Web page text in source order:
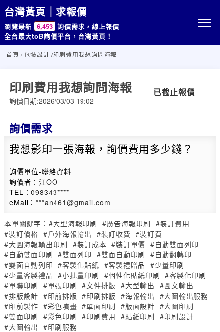
台灣黃頁｜求報價
瀏覽最新 6,453 詢價需求，線上報價
全台最大toB詢價平台，台灣黃頁！
首頁 /包裝設計 /印刷費用我想詢問海報
印刷費用我想詢問海報
詢價日期:2026/03/03 19:02
已截止報價
詢價需求
我想影印一張海報，詢價費用多少錢？
詢價單位-聯絡資料
詢價者： 江OO
TEL： 098343****
eMail： ***an461@gmail.com
本單關鍵字： #大型海報印刷 #廣告海報印刷 #裝訂費用
#裝訂價格 #戶外海報輸出 #裝訂收費 #裝訂費
#大圖海報輸出印刷 #裝訂成本 #裝訂單價 #自動雙面列印
#自動雙面印刷 #雙面列印 #雙面自動印刷 #自動翻轉印
#雙面自動列印 #客製化貼紙 #客製禮贈品 #少量印刷
#少量客製禮品 #小批量印刷 #個性化貼紙印刷 #客製化印刷
#單聯印刷 #單張印刷 #文件排版 #大型輸出 #圖文輸出
#排版設計 #印前排版 #印刷排版 #海報輸出 #大圖輸出服務
#印前製作 #彩色噴畫 #單面印刷 #版面設計 #大圖印刷
#雙面印刷 #彩色印刷 #印刷費用 #貼紙印刷 #印刷設計
#大圖輸出 #印刷服務